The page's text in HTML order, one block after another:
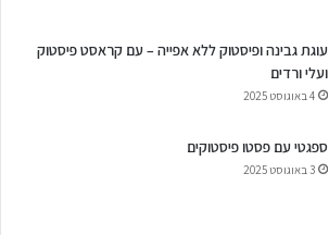
עוגת גבינה ופיסטוק ללא אפייה – עם קראסט פיסטוק
ועלי ורדים
4 באוגוסט 2025
ספגטי עם פסטו פיסטוקים
3 באוגוסט 2025